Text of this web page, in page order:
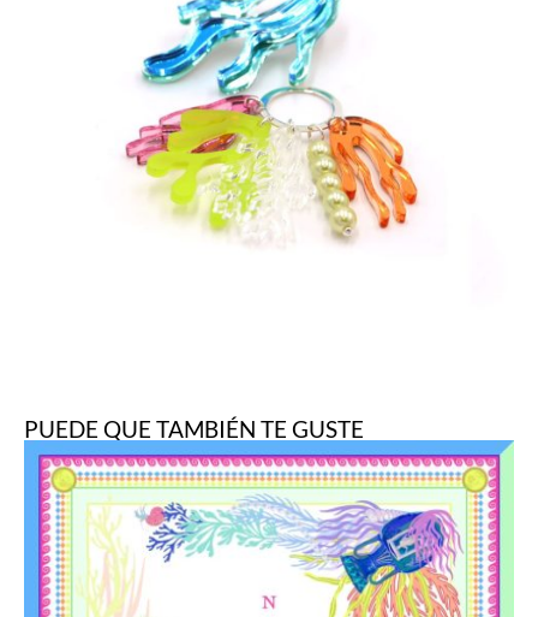
PUEDE QUE TAMBIÉN TE GUSTE